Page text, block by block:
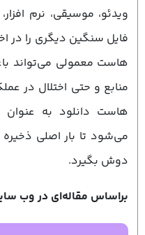
ویدئو، موسیقی، نرم
فایل سنگین دیگری را در
هاست معمولی می‌تواند
منابع و حتی اختلال در
هاست دانلود به
می‌شود تا بار اصلی ذخیره‌
دوش بگیرد.
براساس مقاله‌ای در وب